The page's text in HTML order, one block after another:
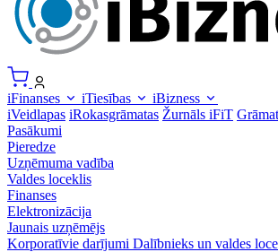
iFinanses iTiesības
iBizness
iVeidlapas iRokasgrāmatas Žurnāls iFiT
Pasākumi
Pieredze
Uzņēmuma vadība
Valdes loceklis
Finanses
Elektronizācija
Jaunais uzņēmējs
Korporatīvie darījumi Dalībnieks un valdes